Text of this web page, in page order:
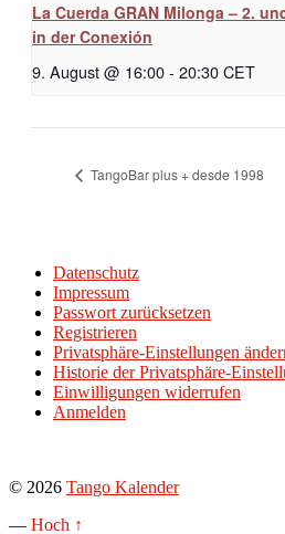
La Cuerda GRAN Milonga – 2.
in der Conexión
9. August @ 16:00- 20:30CET
TangoBar plus + desde 1998
Datenschutz
Impressum
Passwort zurücksetzen
Registrieren
Privatsphäre-Einstellungen
Historie der Privatsphäre-
Einwilligungen widerrufen
Anmelden
© 2026 Tango Kalender
— Hoch ↑